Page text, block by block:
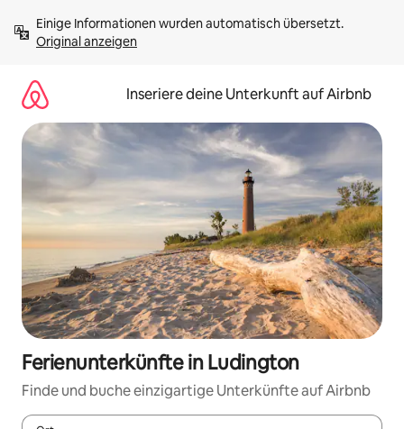
Inhalten
springenOriginal anzeigen
Inseriere deine Unterkunft auf Airbnb
Ferienunterkünfte in Ludington
Finde und buche einzigartige Unterkünfte auf Airbnb